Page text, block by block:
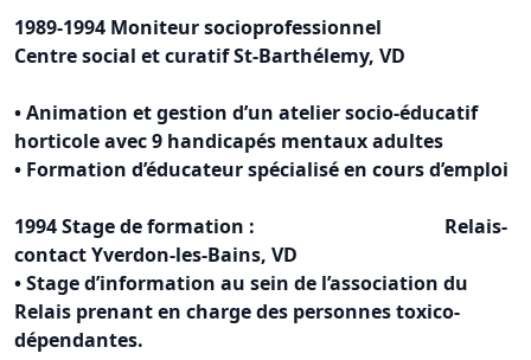
1989-1994 Moniteur socioprofessionnel
Centre social et curatif St-Barthélemy, VD
• Animation et gestion d’un atelier socio-éducatif
horticole avec 9 handicapés mentaux adultes
• Formation d’éducateur spécialisé en cours d’emploi
1994 Stage de formation : Relais-
contact Yverdon-les-Bains, VD
• Stage d’information au sein de l’association du
Relais prenant en charge des personnes toxico-
dépendantes.